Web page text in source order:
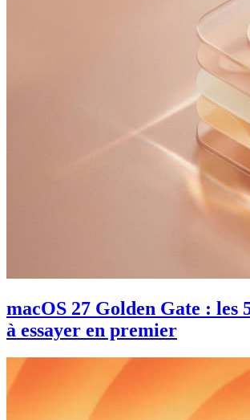
macOS 27 Golden Gate : les
à essayer en premier